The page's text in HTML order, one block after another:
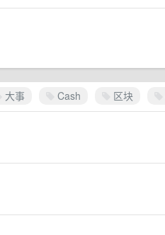
大事 Cash 区块